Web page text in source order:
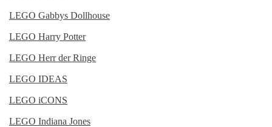
LEGO Gabbys Dollhouse
LEGO Harry Potter
LEGO Herr der Ringe
LEGO IDEAS
LEGO iCONS
LEGO Indiana Jones